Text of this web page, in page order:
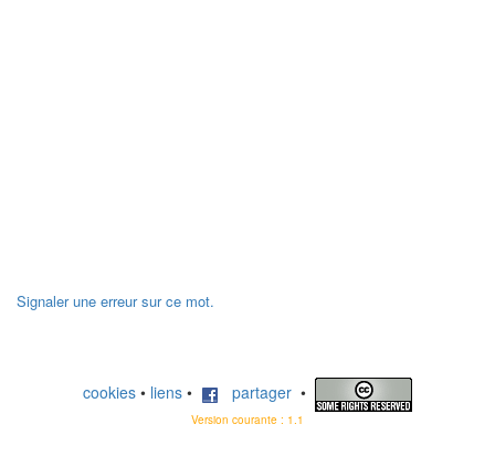
Signaler une erreur sur ce mot.
cookies • liens • partager •
Version courante : 1.1